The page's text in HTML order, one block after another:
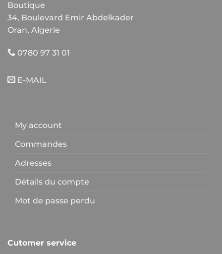
Boutique
34, Boulevard Emir Abdelkader
Oran, Algerie
0780 97 31 01
E-MAIL
My account
Commandes
Adresses
Détails du compte
Mot de passe perdu
Cutomer service